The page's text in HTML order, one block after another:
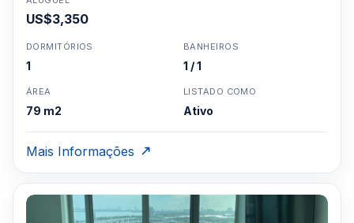
US$3,350
DORMITÓRIOS
1
BANHEIROS
1 / 1
ÁREA
79 m2
LISTADO COMO
Ativo
Mais Informações